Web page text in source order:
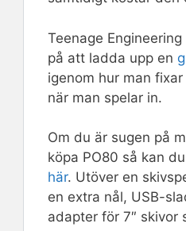
Teenage
på att ladda upp en
igenom hur man
när man spelar in.
Om du är sugen på
köpa PO80 så kan
här. Utöver en
en extra nål, USB-
adapter för 7″ skivor